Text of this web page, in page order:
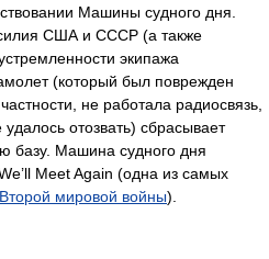
Машины судного дня.
США и СССР (а также
экипажа
(который был поврежден
не работала радиосвязь,
отозвать) сбрасывает
базу. Машина судного дня
Meet Again (одна из самых
Второй мировой войны).